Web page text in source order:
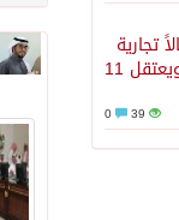
تجارية
في مخيم قلنديا ويعتقل 11
39